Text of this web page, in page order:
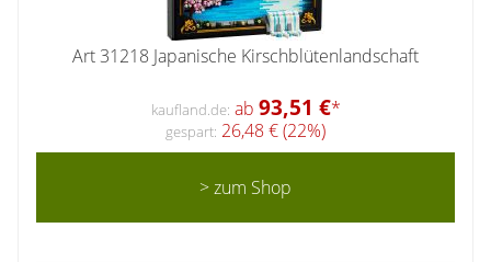
Art 31218 Japanische Kirschblütenlandschaft
kaufland.de: ab 93,51 €*
gespart: 26,48 € (22%)
> zum Shop